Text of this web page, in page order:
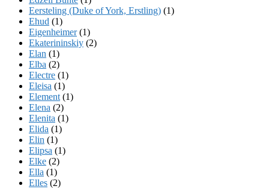
Eersteling (Duke of York, Erstling) (1)
Ehud (1)
Eigenheimer(1)
Ekaterininskiy (2)
Elan (1)
Elba (2)
Electre (1)
Eleisa (1)
Element (1)
Elena (2)
Elenita (1)
Elida (1)
Elin (1)
Elipsa (1)
Elke (2)
Ella (1)
Elles (2)